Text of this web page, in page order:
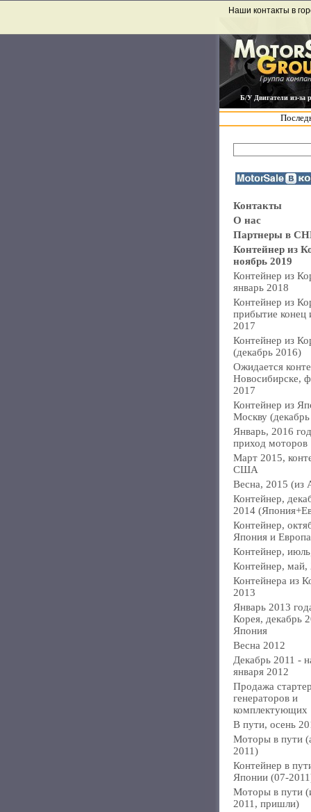
Б/У Двигатели из-за
Наши контакты в
Контакты
О нас
Партнеры в
Контейнер из
ноябрь 2019
Контейнер из
январь 2018
Контейнер из
прибытие конец
2017
Контейнер из
(декабрь 2016)
Ожидается
Новосибирске,
2017
Контейнер из
Москву
Январь, 2016
приход моторов
Март 2015,
США
Весна, 2015 (из
Контейнер,
2014
Контейнер,
Япония и
Контейнер,
Контейнер, май,
Контейнера из
2013
Январь 2013
Корея, декабрь
Япония
Весна 2012
Декабрь 2011 -
января 2012
Продажа
генераторов и
комплектующих
В пути, осень
Моторы в пути
2011)
Контейнер в
Японии (07-
Моторы в пути
2011, пришли)